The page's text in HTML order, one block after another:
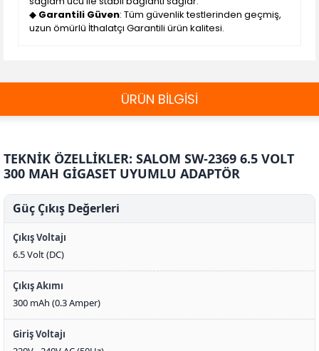
◆ Garantili Güven: Tüm güvenlik testlerinden geçmiş,
uzun ömürlü İthalatçı Garantili ürün kalitesi.
ÜRÜN BİLGİSİ
TEKNİK ÖZELLİKLER: SALOM SW-2369 6.5 VOLT
300 MAH GİGASET UYUMLU ADAPTÖR
Güç Çıkış Değerleri
Çıkış Voltajı
6.5 Volt (DC)
Çıkış Akımı
300 mAh (0.3 Amper)
Giriş Voltajı